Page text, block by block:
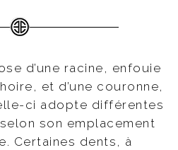
d’une racine, enfouie
et d’une couronne,
ci adopte différentes
son emplacement
Certaines dents, à